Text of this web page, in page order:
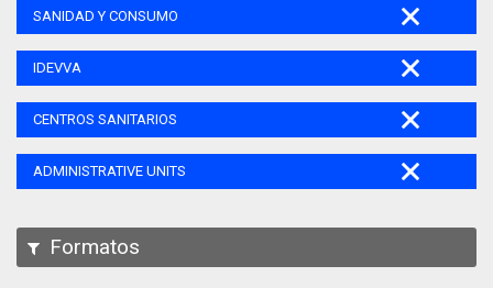
SANIDAD Y CONSUMO
IDEVVA
CENTROS SANITARIOS
ADMINISTRATIVE UNITS
Formatos